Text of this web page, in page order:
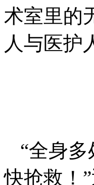
术室里的
人与医护
“全身
快抢救！